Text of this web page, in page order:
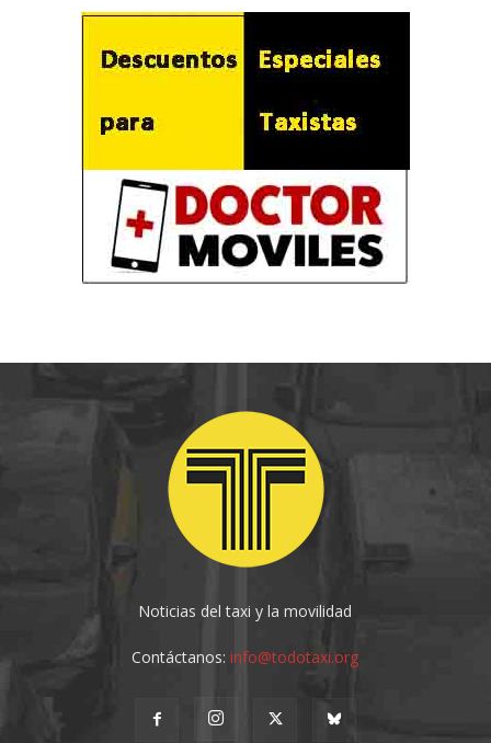
Noticias del taxi y la movilidad
Contáctanos:info@todotaxi.org